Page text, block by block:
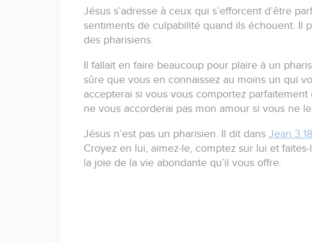
Jésus s’adresse à ceux qui s’efforcent d’être
sentiments de culpabilité quand ils échouent.
Il
des pharisiens.
Il fallait en faire beaucoup pour plaire à un
sûre que vous en connaissez au moins un qui
accepterai si vous vous comportez parfaitement
ne vous accorderai pas mon amour si vous ne le
Jésus n’est pas un pharisien. Il dit dans Jean 3.18
Croyez en lui, aimez-le, comptez sur lui et
la joie de la vie abondante qu’il vous offre.